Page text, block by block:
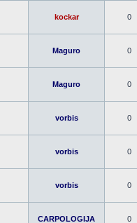
kockar 0
Maguro 0
Maguro 0
vorbis 0
vorbis 0
vorbis 0
CARPOLOGIJA 0